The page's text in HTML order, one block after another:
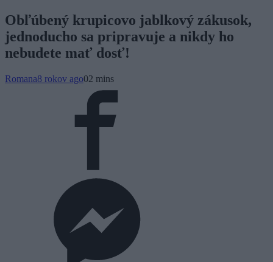
Obľúbený krupicovo jablkový zákusok,
jednoducho sa pripravuje a nikdy ho
nebudete mať dosť!
Romana8 rokov ago02 mins